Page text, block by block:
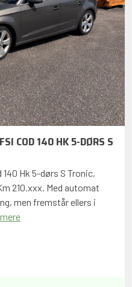
COD 140 HK 5-DØRS S
Hk 5-dørs S Tronic,
210.xxx. Med automat
men fremstår ellers i